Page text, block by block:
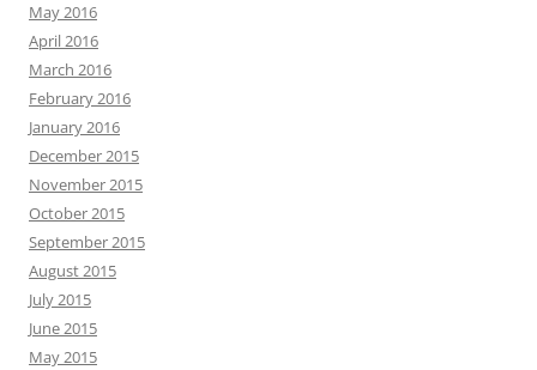
May 2016
April 2016
March 2016
February 2016
January 2016
December 2015
November 2015
October 2015
September 2015
August 2015
July 2015
June 2015
May 2015